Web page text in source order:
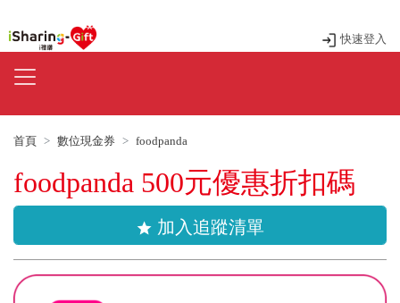
快速登入
首頁 數位現金券 foodpanda
foodpanda 500元優惠折扣碼
star 加入追蹤清單